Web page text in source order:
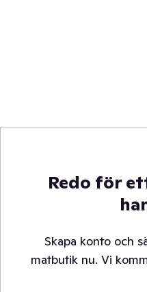
Redo för
Skapa konto och
matbutik nu. Vi